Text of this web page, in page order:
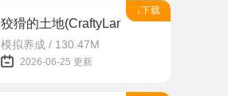
↓下载
狡猾的土地(CraftyLands)
模拟养成 / 130.47M
2026-06-25 更新